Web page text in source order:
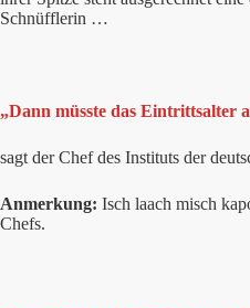
Schnüfflerin …
„Dann müsste das Eintrittsalter
sagt der Chef des Instituts der
Anmerkung: Isch laach misch
Chefs.